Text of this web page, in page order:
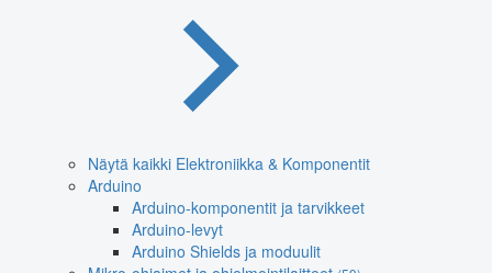
Näytä kaikki Elektroniikka & Komponentit
Arduino
Arduino-komponentit ja tarvikkeet
Arduino-levyt
Arduino Shields ja moduulit